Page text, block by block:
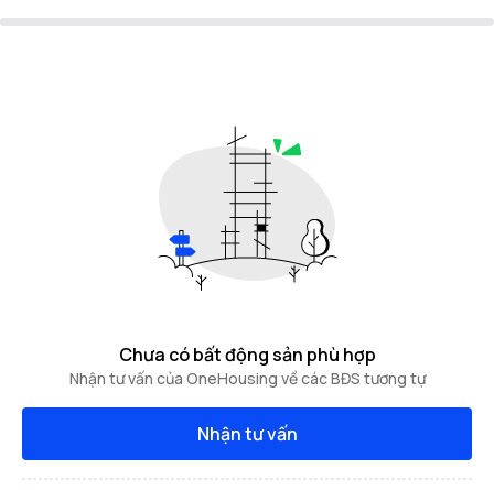
Chưa có bất động sản phù hợp
Nhận tư vấn của OneHousing về các BĐS tương tự
Nhận tư vấn